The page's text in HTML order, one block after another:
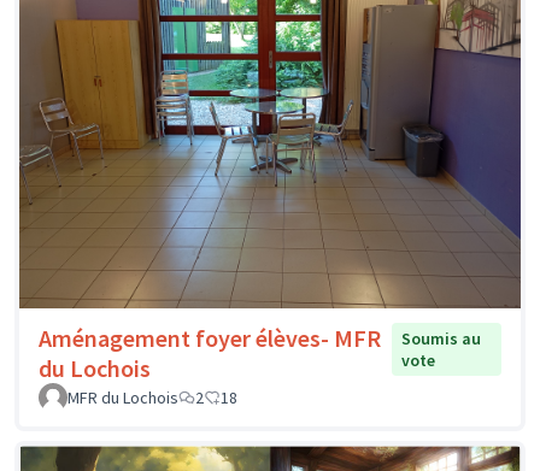
Aménagement foyer élèves- MFR
du Lochois
Soumis au
vote
MFR du Lochois
2 18